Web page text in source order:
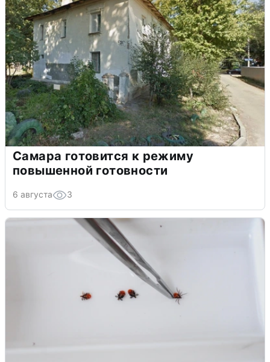
Самара готовится к режиму
повышенной готовности
6 августа 3